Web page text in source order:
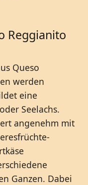
Reggianito
Queso
werden
eine
Seelachs.
angenehm mit
Ganzen. Dabei